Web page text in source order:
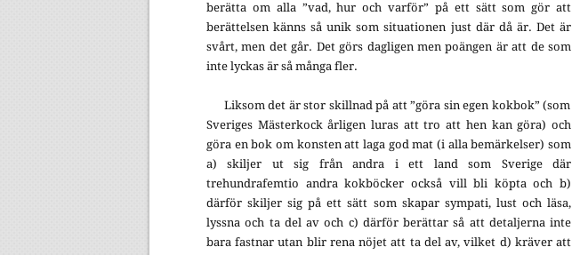
berätta om alla ”vad, hur och varför” på ett sätt som gör att
berättelsen känns så unik som situationen just där då är. Det är
svårt, men det går. Det görs dagligen men poängen är att de som
inte lyckas är så många fler.
Liksom det är stor skillnad på att ”göra sin egen kokbok” (som
Sveriges Mästerkock årligen luras att tro att hen kan göra) och
göra en bok om konsten att laga god mat (i alla bemärkelser) som
a) skiljer ut sig från andra i ett land som Sverige där
trehundrafemtio andra kokböcker också vill bli köpta och b)
därför skiljer sig på ett sätt som skapar sympati, lust och läsa,
lyssna och ta del av och c) därför berättar så att detaljerna inte
bara fastnar utan blir rena nöjet att ta del av, vilket d) kräver att